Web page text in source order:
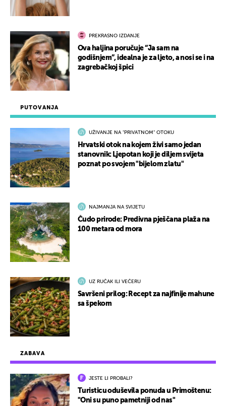
ZABAVA
JESTE LI PROBALI?
Turisticu oduševila ponuda u Primoštenu:
"Oni su puno pametniji od nas"
PUTOVANJA
UŽIVANJE NA "PRIVATNOM" OTOKU
Hrvatski otok na kojem živi samo jedan
stanovnik: Ljepotan koji je diljem svijeta
poznat po svojem "bijelom zlatu"
NAJMANJA NA SVIJETU
Čudo prirode: Predivna pješčana plaža na
100 metara od mora
UZ RUČAK ILI VEČERU
Savršeni prilog: Recept za najfinije mahune
sa špekom
PREKRASNO IZDANJE
Ova haljina poručuje “Ja sam na
godišnjem”, idealna je za ljeto, a nosi se i na
zagrebačkoj špici